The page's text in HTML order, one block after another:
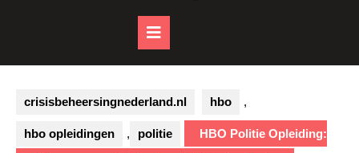
Button
crisisbeheersingnederland.nl hbo ,
hbo opleidingen , politie HBO Politie Opleiding: